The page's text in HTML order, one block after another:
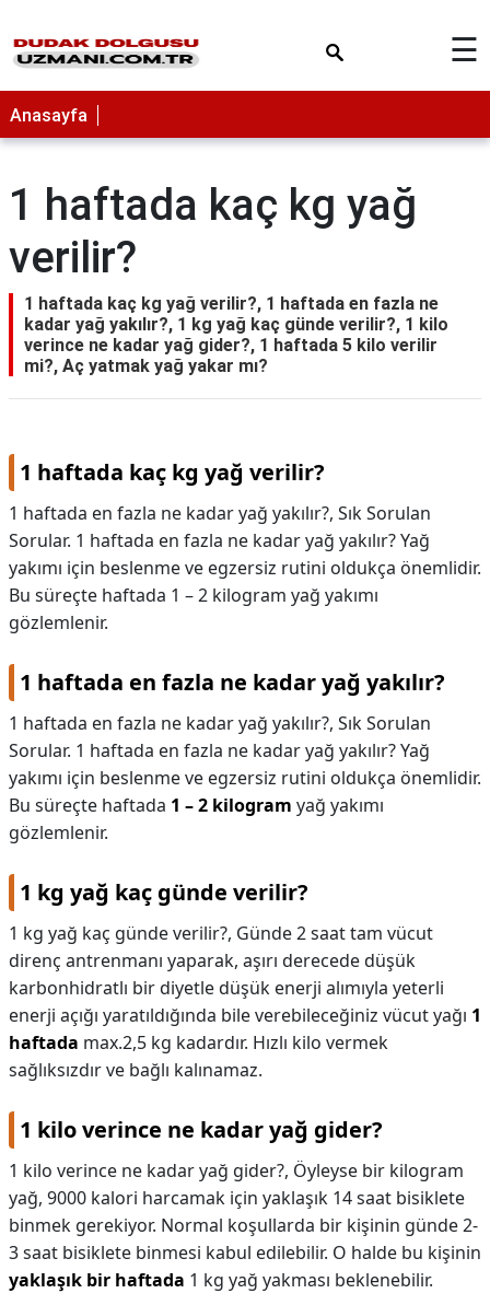
☰
Anasayfa
1 haftada kaç kg yağ
verilir?
1 haftada kaç kg yağ verilir?, 1 haftada en fazla ne
kadar yağ yakılır?, 1 kg yağ kaç günde verilir?, 1 kilo
verince ne kadar yağ gider?, 1 haftada 5 kilo verilir
mi?, Aç yatmak yağ yakar mı?
1 haftada kaç kg yağ verilir?
1 haftada en fazla ne kadar yağ yakılır?, Sık Sorulan
Sorular. 1 haftada en fazla ne kadar yağ yakılır? Yağ
yakımı için beslenme ve egzersiz rutini oldukça önemlidir.
Bu süreçte haftada 1 – 2 kilogram yağ yakımı
gözlemlenir.
1 haftada en fazla ne kadar yağ yakılır?
1 haftada en fazla ne kadar yağ yakılır?, Sık Sorulan
Sorular. 1 haftada en fazla ne kadar yağ yakılır? Yağ
yakımı için beslenme ve egzersiz rutini oldukça önemlidir.
Bu süreçte haftada 1 – 2 kilogram yağ yakımı
gözlemlenir.
1 kg yağ kaç günde verilir?
1 kg yağ kaç günde verilir?, Günde 2 saat tam vücut
direnç antrenmanı yaparak, aşırı derecede düşük
karbonhidratlı bir diyetle düşük enerji alımıyla yeterli
enerji açığı yaratıldığında bile verebileceğiniz vücut yağı 1
haftada max.2,5 kg kadardır. Hızlı kilo vermek
sağlıksızdır ve bağlı kalınamaz.
1 kilo verince ne kadar yağ gider?
1 kilo verince ne kadar yağ gider?, Öyleyse bir kilogram
yağ, 9000 kalori harcamak için yaklaşık 14 saat bisiklete
binmek gerekiyor. Normal koşullarda bir kişinin günde 2-
3 saat bisiklete binmesi kabul edilebilir. O halde bu kişinin
yaklaşık bir haftada 1 kg yağ yakması beklenebilir.